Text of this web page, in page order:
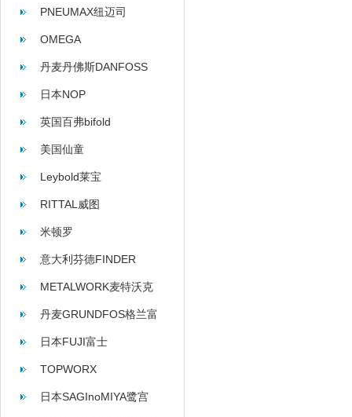
PNEUMAX纽迈司
OMEGA
丹麦丹佛斯DANFOSS
日本NOP
英国百弗bifold
美国仙童
Leybold莱宝
RITTAL威图
米顿罗
意大利芬德FINDER
METALWORK麦特沃克
丹麦GRUNDFOS格兰富
日本FUJI富士
TOPWORX
日本SAGInoMIYA鹭宫